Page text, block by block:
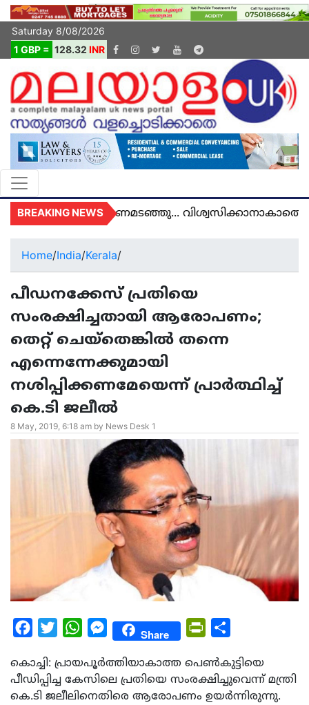
Saturday 8/08/2026
1 GBP = 128.32 INR
BREAKING NEWS
മരണമടഞ്ഞു... വിശ്വസിക്കാനാകാതെ യുകെ
Home/India/Kerala/
പീഡനക്കേസ് പ്രതിയെ
സംരക്ഷിച്ചതായി ആരോപണം;
തെറ്റ് ചെയ്‌തെങ്കില്‍ തന്നെ
എന്നെന്നേക്കുമായി
നശിപ്പിക്കണമേയെന്ന് പ്രാര്‍ത്ഥിച്ച്
കെ.ടി ജലീല്‍
8 May, 2019, 6:18 am by News Desk 1
Facebook
Twitter WhatsAppMessengerShare PrintFriendly
കൊച്ചി: പ്രായപൂര്‍ത്തിയാകാത്ത പെണ്‍കുട്ടിയെ
പീഡിപ്പിച്ച കേസിലെ പ്രതിയെ സംരക്ഷിച്ചുവെന്ന് മന്ത്രി
കെ.ടി ജലീലിനെതിരെ ആരോപണം ഉയര്‍ന്നിരുന്നു.